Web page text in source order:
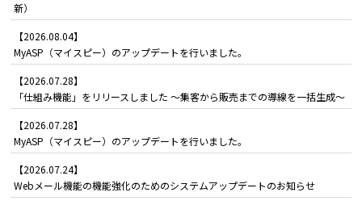
新）
【2026.08.04】
MyASP（マイスピー）のアップデートを行いました。
【2026.07.28】
「仕組み機能」をリリースしました ～集客から販売までの導線を一括生成～
【2026.07.28】
MyASP（マイスピー）のアップデートを行いました。
【2026.07.24】
Webメール機能の機能強化のためのシステムアップデートのお知らせ